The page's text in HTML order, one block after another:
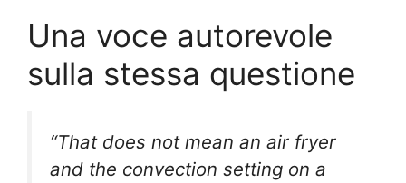
Una voce autorevole
sulla stessa questione
“That does not mean an air fryer
and the convection setting on a